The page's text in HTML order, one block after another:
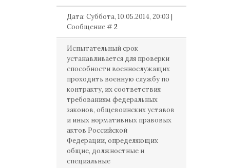
Дата: Суббота, 10.05.2014, 20:03 |
Сообщение #2
Испытательный срок
устанавливается для проверки
способности военнослужащих
проходить военную службу по
контракту, их соответствия
требованиям федеральных
законов, общевоинских уставов
и иных нормативных правовых
актов Российской
Федерации, определяющих
общие, должностные и
специальные